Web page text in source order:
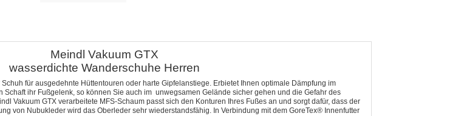
Meindl Vakuum GTX
wasserdichte Wanderschuhe Herren
für ausgedehnte Hüttentouren oder harte Gipfelanstiege. Erbietet Ihnen optimale Dämpfung im
Schaft ihr Fußgelenk, so können Sie auch im unwegsamen Gelände sicher gehen und die Gefahr des
Vakuum GTX verarbeitete MFS-Schaum passt sich den Konturen Ihres Fußes an und sorgt dafür, dass der
von Nubukleder wird das Oberleder sehr wiederstandsfähig. In Verbindung mit dem GoreTex® Innenfutter